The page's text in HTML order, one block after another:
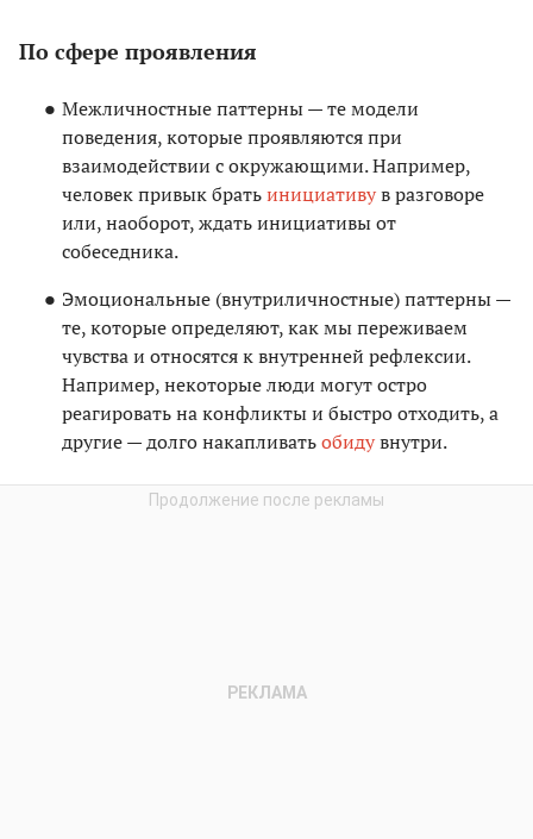
По сфере проявления
Межличностные паттерны — те модели
поведения, которые проявляются при
взаимодействии с окружающими. Например,
человек привык братьинициативув разговоре
или, наоборот, ждать инициативы от
собеседника.
Эмоциональные (внутриличностные) паттерны —
те, которые определяют, как мы переживаем
чувства и относятся к внутренней рефлексии.
Например, некоторые люди могут остро
реагировать на конфликты и быстро отходить, а
другие — долго накапливатьобидувнутри.